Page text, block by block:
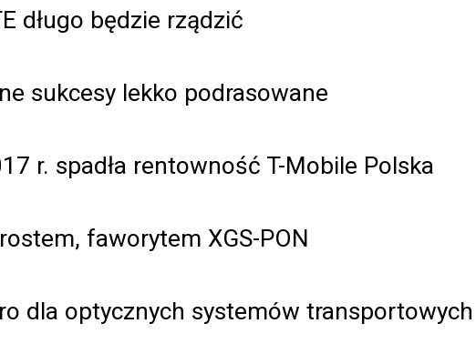
długo będzie rządzić
sukcesy lekko podrasowane
r. spadła rentowność T-Mobile Polska
faworytem XGS-PON
dla optycznych systemów transportowych